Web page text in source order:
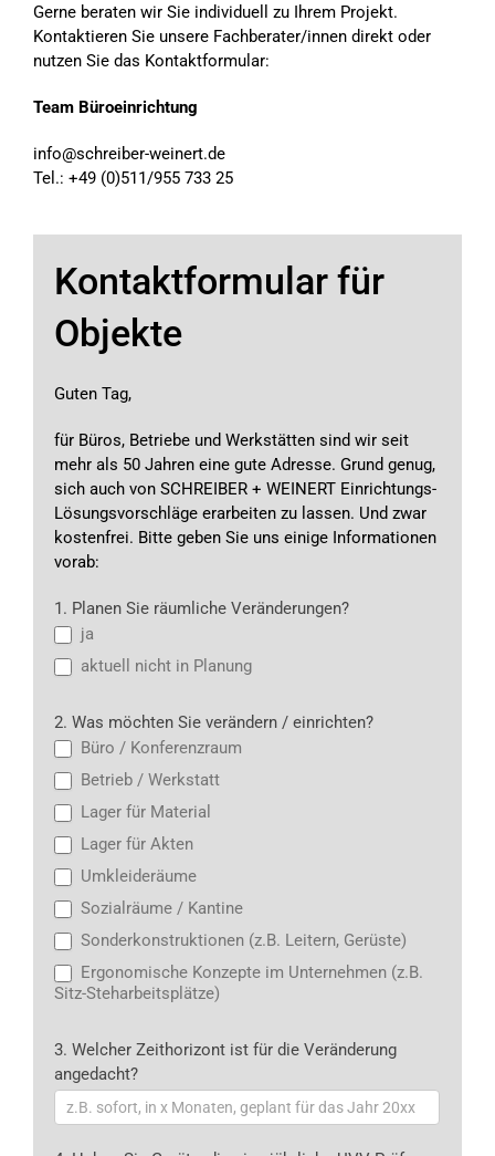
Gerne beraten wir Sie individuell zu Ihrem Projekt.
Kontaktieren Sie unsere Fachberater/innen direkt oder
nutzen Sie das Kontaktformular:
Team Büroeinrichtung
info@schreiber-weinert.de
Tel.: +49 (0)511/955 733 25
Kontaktformular für
Objekte
Guten Tag,
für Büros, Betriebe und Werkstätten sind wir seit
mehr als 50 Jahren eine gute Adresse. Grund genug,
sich auch von SCHREIBER + WEINERT Einrichtungs-
Lösungsvorschläge erarbeiten zu lassen. Und zwar
kostenfrei. Bitte geben Sie uns einige Informationen
vorab:
Objektanfrageformular
DE
1. Planen Sie räumliche Veränderungen?
ja
aktuell nicht in Planung
2. Was möchten Sie verändern / einrichten?
Büro / Konferenzraum
Betrieb / Werkstatt
Lager für Material
Lager für Akten
Umkleideräume
Sozialräume / Kantine
Sonderkonstruktionen (z.B. Leitern, Gerüste)
Ergonomische Konzepte im Unternehmen (z.B.
Sitz-Steharbeitsplätze)
3. Welcher Zeithorizont ist für die Veränderung
angedacht?